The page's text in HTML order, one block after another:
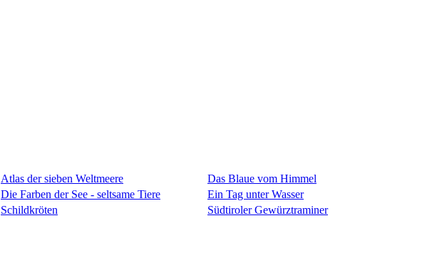
Atlas der sieben Weltmeere
Das Blaue vom Himmel
Die Farben der See - seltsame Tiere
Ein Tag unter Wasser
Schildkröten Südtiroler Gewürztraminer